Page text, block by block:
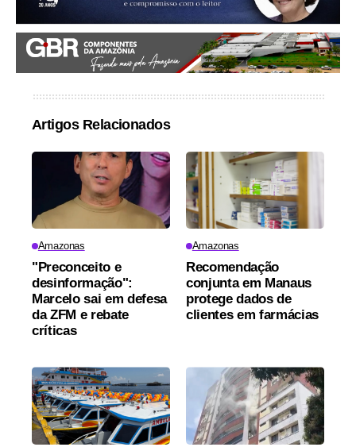
Artigos Relacionados
Amazonas
"Preconceito e
desinformação":
Marcelo sai em defesa
da ZFM e rebate
críticas
Amazonas
Recomendação
conjunta em Manaus
protege dados de
clientes em farmácias